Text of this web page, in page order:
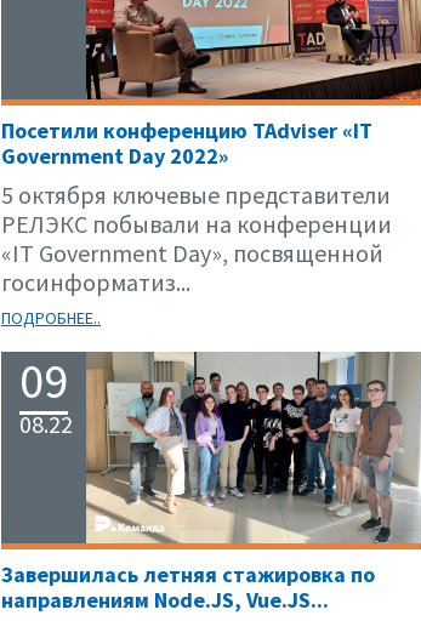
Посетили конференцию TAdviser «IT
Government Day 2022»
5 октября ключевые представители
РЕЛЭКС побывали на конференции
«IT Government Day», посвященной
госинформатиз...
ПОДРОБНЕЕ..
09
08.22
Завершилась летняя стажировка по
направлениям Node.JS, Vue.JS...